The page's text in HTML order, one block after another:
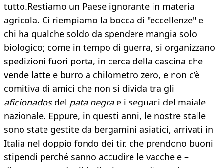
tutto.Restiamo un Paese ignorante in materia
agricola. Ci riempiamo la bocca di "eccellenze" e
chi ha qualche soldo da spendere mangia solo
biologico; come in tempo di guerra, si organizzano
spedizioni fuori porta, in cerca della cascina che
vende latte e burro a chilometro zero, e non c’è
comitiva di amici che non si divida tra gli
aficionadosdel pata negrae i seguaci del maiale
nazionale. Eppure, in questi anni, le nostre stalle
sono state gestite da bergamini asiatici, arrivati in
Italia nel doppio fondo dei tir, che prendono buoni
stipendi perché sanno accudire le vacche e –